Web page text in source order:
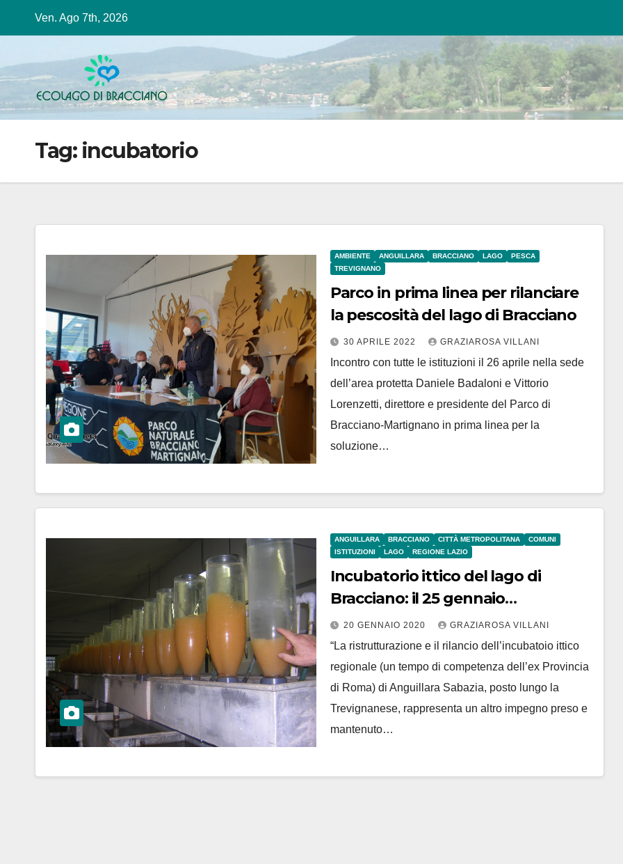
Ven. Ago 7th, 2026
Tag: incubatorio
AMBIENTE ANGUILLARA BRACCIANO LAGO
PESCA
TREVIGNANO
Parco in prima linea per rilanciare
la pescosità del lago di Bracciano
30 APRILE 2022 GRAZIAROSA VILLANI
Incontro con tutte le istituzioni il 26 aprile nella sede
dell’area protetta Daniele Badaloni e Vittorio
Lorenzetti, direttore e presidente del Parco di
Bracciano-Martignano in prima linea per la
soluzione…
ANGUILLARA BRACCIANO CITTÀ METROPOLITANA
COMUNI
ISTITUZIONI
LAGO REGIONE LAZIO
Incubatorio ittico del lago di
Bracciano: il 25 gennaio
inaugurazione dei locali
ristrutturati
20 GENNAIO 2020 GRAZIAROSA VILLANI
“La ristrutturazione e il rilancio dell’incubatoio ittico
regionale (un tempo di competenza dell’ex Provincia
di Roma) di Anguillara Sabazia, posto lungo la
Trevignanese, rappresenta un altro impegno preso e
mantenuto…